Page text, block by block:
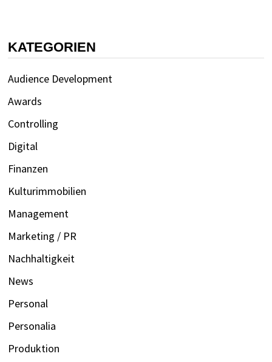
KATEGORIEN
Audience Development
Awards
Controlling
Digital
Finanzen
Kulturimmobilien
Management
Marketing / PR
Nachhaltigkeit
News
Personal
Personalia
Produktion